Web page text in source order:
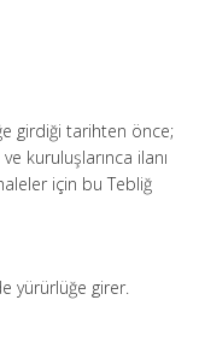
girdiği tarihten önce;
kuruluşlarınca ilanı
için bu Tebliğ
yürürlüğe girer.